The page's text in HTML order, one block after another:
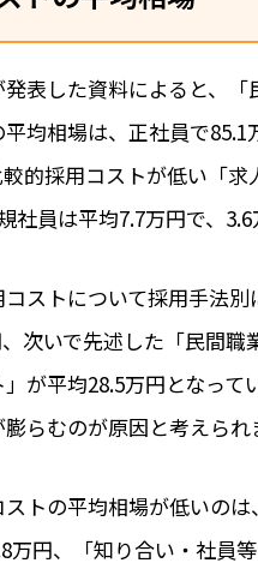
表した資料によると、
均相場は、正社員で
較的採用コストが低い「
社員は平均7.7万円で、3.6
ストについて採用手法
次いで先述した「民間
が平均28.5万円となっ
らむのが原因と考えられ
トの平均相場が低いの
万円、「知り合い・社員